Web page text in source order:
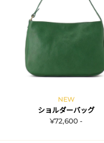
NEW
ショルダーバッグ
¥72,600 -